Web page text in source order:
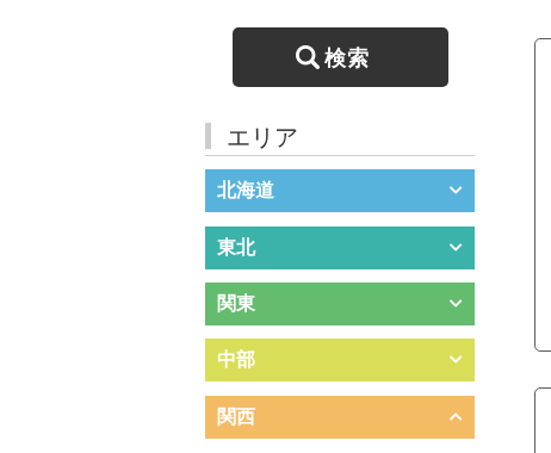
エリア
北海道
東北
関東
中部
関西